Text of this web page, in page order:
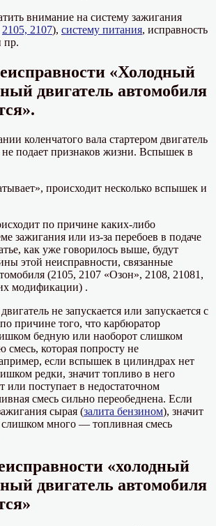
внимание на систему зажигания
2105, 2107), систему питания, исправность
пр.
«Холодный
двигатель автомобиля
коленчатого вала стартером двигатель
не подает признаков жизни. Вспышек в
происходит несколько вспышек и
по причине каких-либо
зажигания или из-за перебоев в подаче
как уже говорилось выше, будут
этой неисправности, связанные
(2105, 2107 «Озон», 2108, 21081,
модификации) .
не запускается или запускается с
причине того, что карбюратор
бедную или наоборот слишком
смесь, которая попросту не
если вспышек в цилиндрах нет
редки, значит топливо в него
или поступает в недостаточном
смесь сильно переобеднена. Если
сырая (залита бензином), значит
слишком много — топливная смесь
«холодный
двигатель автомобиля